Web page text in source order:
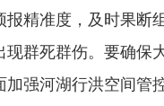
报精准度，及时果断
现群死群伤。要确保
加强河湖行洪空间管